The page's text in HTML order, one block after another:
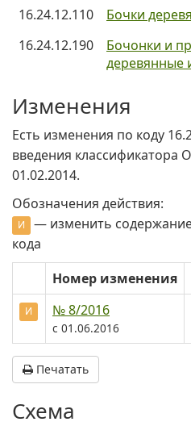
16.24.12.110
Бочки
16.24.12.190
Бочонки и
деревянные
Изменения
Есть изменения по коду
введения классификатора
01.02.2014.
Обозначения действия:
И
— изменить
кода
Номер изменения
И № 8/2016
с 01.06.2016
Печатать
Схема